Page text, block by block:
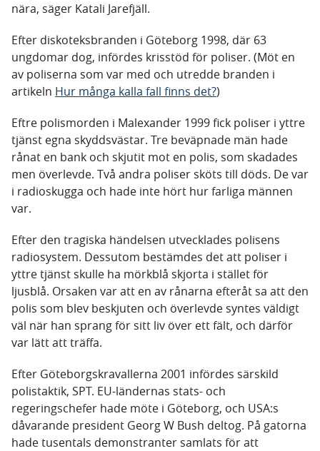
nära, säger Katali Jarefjäll.
Efter diskoteksbranden i Göteborg 1998, där 63
ungdomar dog, infördes krisstöd för poliser. (Möt en
av poliserna som var med och utredde branden i
artikeln Hur många kalla fall finns det?)
Eftre polismorden i Malexander 1999 fick poliser i yttre
tjänst egna skyddsvästar. Tre beväpnade män hade
rånat en bank och skjutit mot en polis, som skadades
men överlevde. Två andra poliser sköts till döds. De var
i radioskugga och hade inte hört hur farliga männen
var.
Efter den tragiska händelsen utvecklades polisens
radiosystem. Dessutom bestämdes det att poliser i
yttre tjänst skulle ha mörkblå skjorta i stället för
ljusblå. Orsaken var att en av rånarna efteråt sa att den
polis som blev beskjuten och överlevde syntes väldigt
väl när han sprang för sitt liv över ett fält, och därför
var lätt att träffa.
Efter Göteborgskravallerna 2001 infördes särskild
polistaktik, SPT. EU-ländernas stats- och
regeringschefer hade möte i Göteborg, och USA:s
dåvarande president Georg W Bush deltog. På gatorna
hade tusentals demonstranter samlats för att